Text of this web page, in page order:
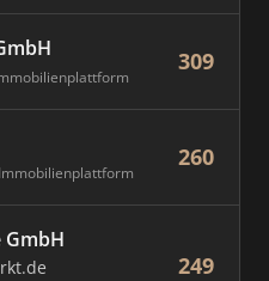
309
Immobilienplattform
260
249